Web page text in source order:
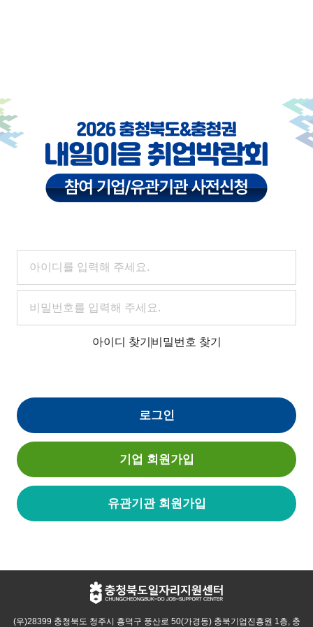
아이디 찾기 비밀번호 찾기
로그인
기업 회원가입
유관기관 회원가입
(우)28399 충청북도 청주시 흥덕구 풍산로 50(가경동) 충북기업진흥원 1층, 충